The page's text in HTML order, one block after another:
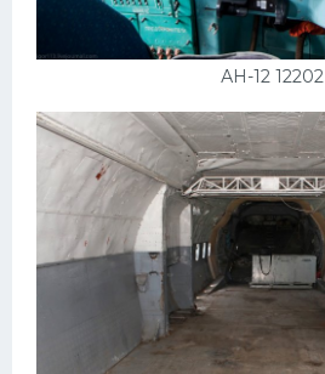
АН-12 12202